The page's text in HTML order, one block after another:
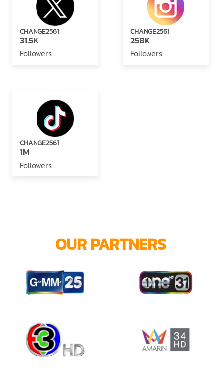
CHANGE2561
31.5K
Followers
CHANGE2561
258K
Followers
CHANGE2561
1M
Followers
OUR PARTNERS